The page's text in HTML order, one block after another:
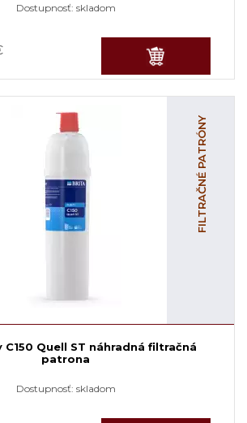
Dostupnosť: skladom
FILTRAČNÉ PATRÓNY
Quell ST náhradná filtračná
patrona
Dostupnosť: skladom